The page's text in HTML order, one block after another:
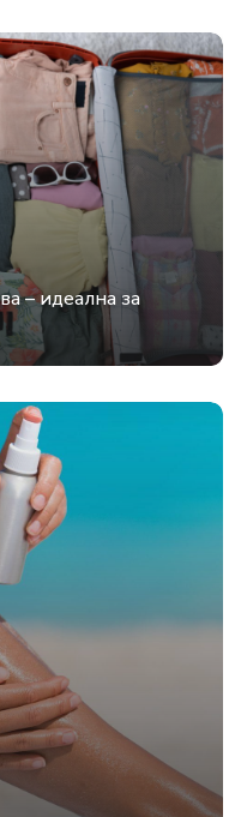
– идеална за